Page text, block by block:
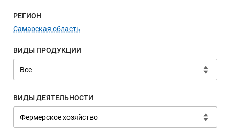
Меню навигации
РЕГИОН
Самарская область
ВИДЫ ПРОДУКЦИИ
ВИДЫ ДЕЯТЕЛЬНОСТИ